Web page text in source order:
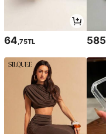
64,75TL 585